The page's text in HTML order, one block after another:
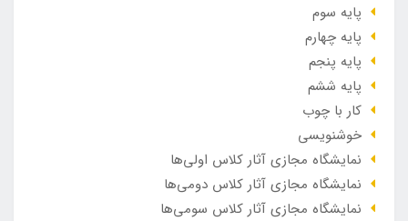
پایه سوم
پایه چهارم
پایه پنجم
پایه ششم
کار با چوب
خوشنویسی
نمایشگاه مجازی آثار کلاس اولی‌ها
نمایشگاه مجازی آثار کلاس دومی‌ها
نمایشگاه مجازی آثار کلاس سومی‌ها